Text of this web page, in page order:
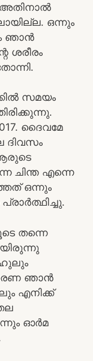
ഒന്നും
ഞാന്‍
ശരീരം
സമയം
ദൈവമേ
ചിന്ത എന്നെ
ഒന്നും
തന്നെ
ഞാന്‍
എനിക്ക്
ഓര്‍മ